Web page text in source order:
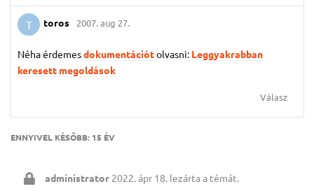
T toros 2007. aug 27.
Néha érdemesdokumentációtolvasni: Leggyakrabban
keresett megoldások
Válasz
ENNYIVEL KÉSŐBB: 15 ÉV
administrator 2022. ápr 18. lezárta a témát.